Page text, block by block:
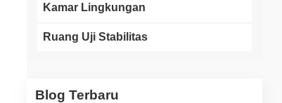
Kamar Lingkungan
Ruang Uji Stabilitas
Blog Terbaru